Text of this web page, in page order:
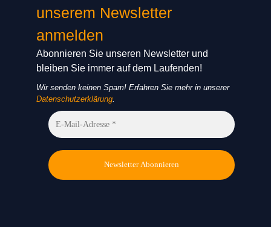
unserem Newsletter
anmelden
Abonnieren Sie unseren Newsletter und
bleiben Sie immer auf dem Laufenden!
Wir senden keinen Spam! Erfahren Sie mehr in unserer
Datenschutzerklärung.